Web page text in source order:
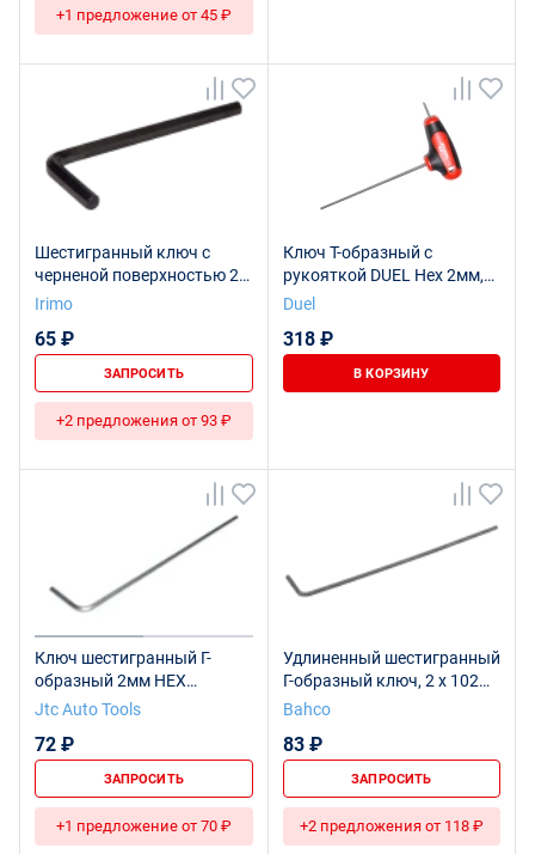
+1 предложение от 45 ₽
Шестигранный ключ с
черненой поверхностью 2
мм, розничная упаковка
Irimo
65 ₽
ЗАПРОСИТЬ
+2 предложения от 93 ₽
Ключ Т-образный с
рукояткой DUEL Hex 2мм,
DLK10-020-100
Duel
318 ₽
В КОРЗИНУ
Ключ шестигранный Г-
образный 2мм HEX
экстрадлинный L=100мм
Jtc Auto Tools
72 ₽
ЗАПРОСИТЬ
+1 предложение от 70 ₽
Удлиненный шестигранный
Г-образный ключ, 2 x 102
мм
Bahco
83 ₽
ЗАПРОСИТЬ
+2 предложения от 118 ₽